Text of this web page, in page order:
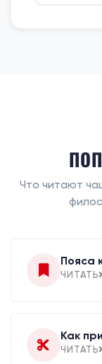
Что читают
Пояса
ЧИТАТЬ
Как
ЧИТАТЬ